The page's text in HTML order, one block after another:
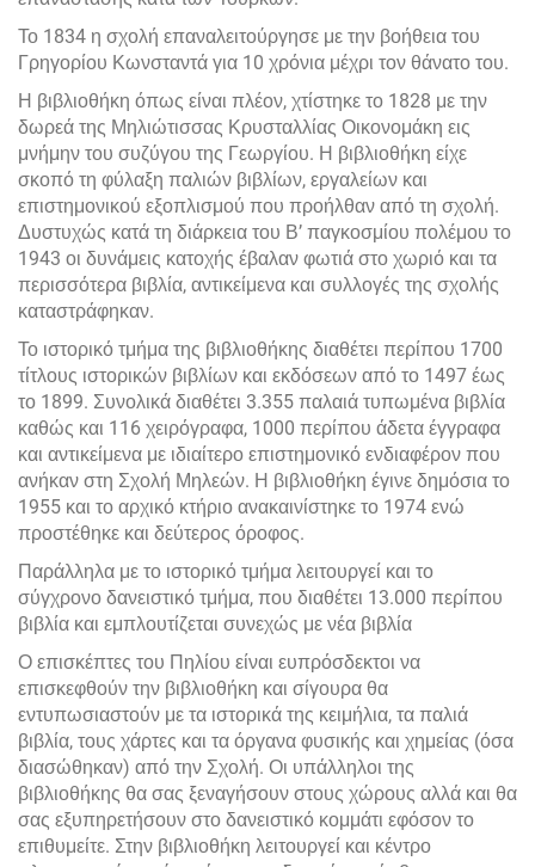
Το 1834 η σχολή επαναλειτούργησε με την βοήθεια του
Γρηγορίου Κωνσταντά για 10 χρόνια μέχρι τον θάνατο του.
Η βιβλιοθήκη όπως είναι πλέον, χτίστηκε το 1828 με την
δωρεά της Μηλιώτισσας Κρυσταλλίας Οικονομάκη εις
μνήμην του συζύγου της Γεωργίου. Η βιβλιοθήκη είχε
σκοπό τη φύλαξη παλιών βιβλίων, εργαλείων και
επιστημονικού εξοπλισμού που προήλθαν από τη σχολή.
Δυστυχώς κατά τη διάρκεια του Β’ παγκοσμίου πολέμου το
1943 οι δυνάμεις κατοχής έβαλαν φωτιά στο χωριό και τα
περισσότερα βιβλία, αντικείμενα και συλλογές της σχολής
καταστράφηκαν.
Το ιστορικό τμήμα της βιβλιοθήκης διαθέτει περίπου 1700
τίτλους ιστορικών βιβλίων και εκδόσεων από το 1497 έως
το 1899. Συνολικά διαθέτει 3.355 παλαιά τυπωμένα βιβλία
καθώς και 116 χειρόγραφα, 1000 περίπου άδετα έγγραφα
και αντικείμενα με ιδιαίτερο επιστημονικό ενδιαφέρον που
ανήκαν στη Σχολή Μηλεών. Η βιβλιοθήκη έγινε δημόσια το
1955 και το αρχικό κτήριο ανακαινίστηκε το 1974 ενώ
προστέθηκε και δεύτερος όροφος.
Παράλληλα με το ιστορικό τμήμα λειτουργεί και το
σύγχρονο δανειστικό τμήμα, που διαθέτει 13.000 περίπου
βιβλία και εμπλουτίζεται συνεχώς με νέα βιβλία
Ο επισκέπτες του Πηλίου είναι ευπρόσδεκτοι να
επισκεφθούν την βιβλιοθήκη και σίγουρα θα
εντυπωσιαστούν με τα ιστορικά της κειμήλια, τα παλιά
βιβλία, τους χάρτες και τα όργανα φυσικής και χημείας (όσα
διασώθηκαν) από την Σχολή. Οι υπάλληλοι της
βιβλιοθήκης θα σας ξεναγήσουν στους χώρους αλλά και θα
σας εξυπηρετήσουν στο δανειστικό κομμάτι εφόσον το
επιθυμείτε. Στην βιβλιοθήκη λειτουργεί και κέντρο